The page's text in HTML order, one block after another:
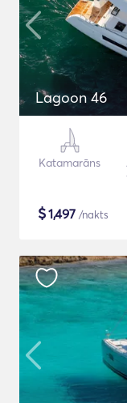
Lagoon 46
Katamarāns
$1,497 /nakts